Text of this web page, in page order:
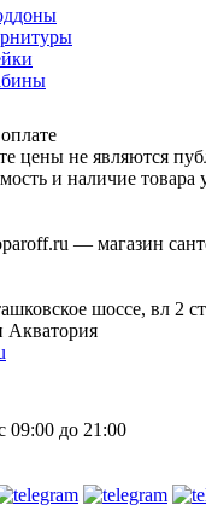
цены не являются
и наличие товара
— магазин
шоссе, вл 2
Акватория
09:00 до 21:00